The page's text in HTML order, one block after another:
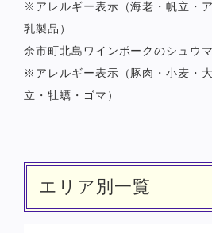
※アレルギー表示（海老・帆立・
乳製品）
余市町北島ワインポークのシュウ
※アレルギー表示（豚肉・小麦・
立・牡蠣・ゴマ）
エリア別一覧